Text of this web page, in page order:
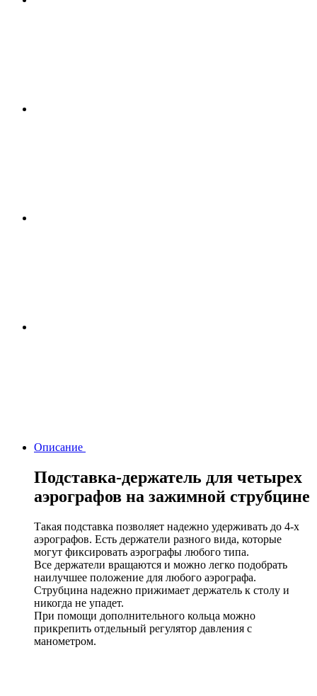
Описание
Подставка-держатель для четырех
аэрографов на зажимной струбцине
Такая подставка позволяет надежно удерживать до 4-х
аэрографов. Есть держатели разного вида, которые
могут фиксировать аэрографы любого типа.
Все держатели вращаются и можно легко подобрать
наилучшее положение для любого аэрографа.
Струбцина надежно прижимает держатель к столу и
никогда не упадет.
При помощи дополнительного кольца можно
прикрепить отдельный регулятор давления с
манометром.